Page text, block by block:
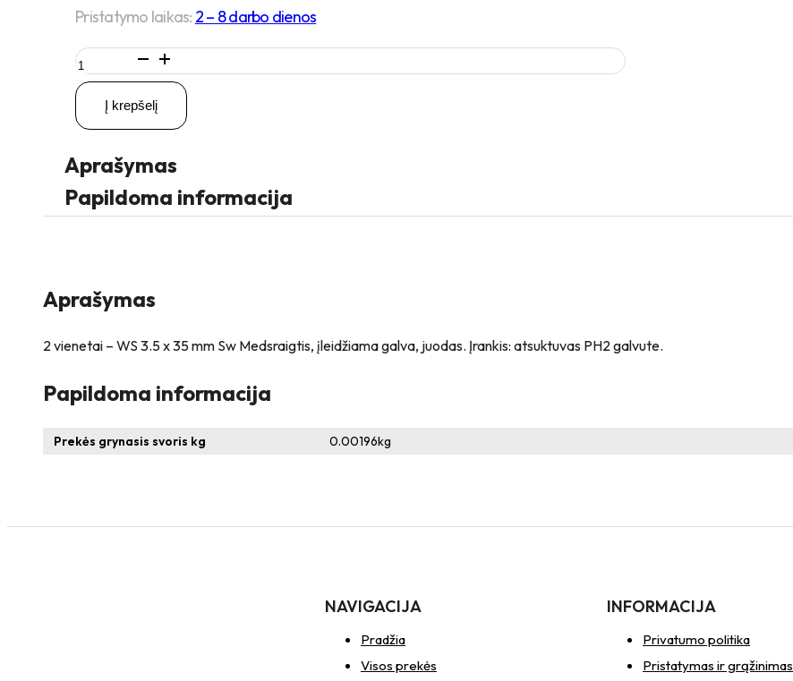
Pristatymo laikas: 2 – 8 darbo dienos
produkto
kiekis:
2
vienetai
–
3.5
x
35
Sw
Į krepšelį
Aprašymas
Papildoma informacija
Aprašymas
2 vienetai – WS 3.5 x 35 mm Sw Medsraigtis, įleidžiama galva, juodas. Įrankis: atsuktuvas PH2 galvute.
Papildoma informacija
Prekės grynasis svoris kg 0.00196kg
NAVIGACIJA
Pradžia
Visos prekės
INFORMACIJA
Privatumo politika
Pristatymas ir grąžinimas